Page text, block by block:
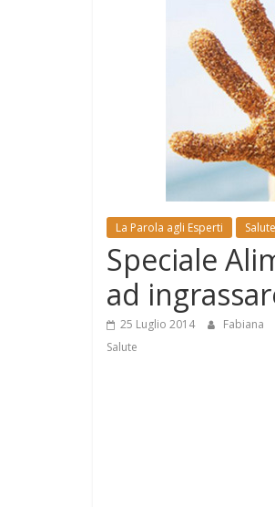
La Parola agli Esperti Salute
Speciale
ad
25 Luglio 2014 Fabiana
Salute